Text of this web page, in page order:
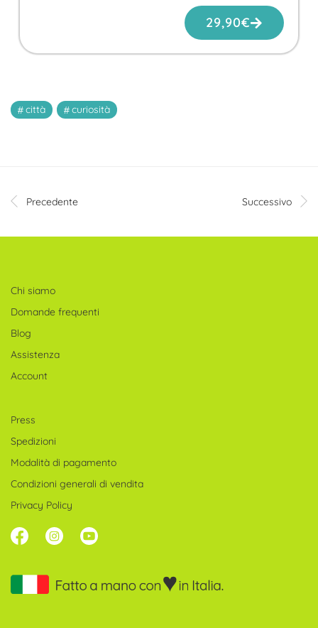
29,90€
città curiosità
Precedente Successivo
Chi siamo
Domande frequenti
Blog
Assistenza
Account
Press
Spedizioni
Modalità di pagamento
Condizioni generali di vendita
Privacy Policy